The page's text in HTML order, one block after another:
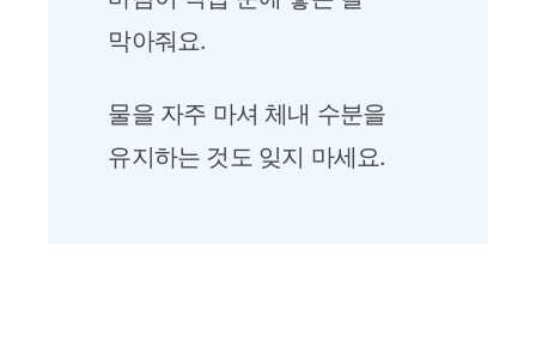
막아줘요.
물을 자주 마셔 체내 수분을
유지하는 것도 잊지 마세요.